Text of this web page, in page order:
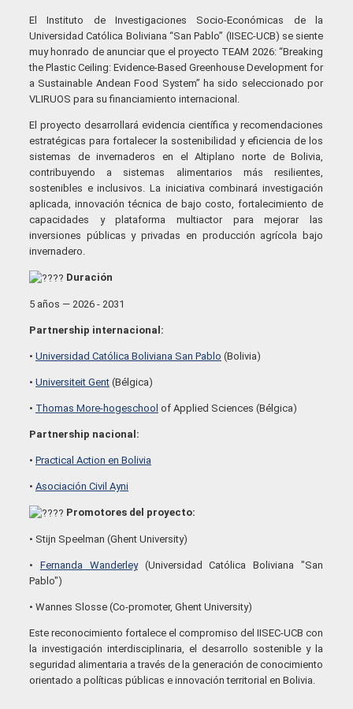
El Instituto de Investigaciones Socio-Económicas de la
Universidad Católica Boliviana “San Pablo” (IISEC-UCB) se siente
muy honrado de anunciar que el proyecto TEAM 2026: “Breaking
the Plastic Ceiling: Evidence-Based Greenhouse Development for
a Sustainable Andean Food System” ha sido seleccionado por
VLIRUOS para su financiamiento internacional.
El proyecto desarrollará evidencia científica y recomendaciones
estratégicas para fortalecer la sostenibilidad y eficiencia de los
sistemas de invernaderos en el Altiplano norte de Bolivia,
contribuyendo a sistemas alimentarios más resilientes,
sostenibles e inclusivos. La iniciativa combinará investigación
aplicada, innovación técnica de bajo costo, fortalecimiento de
capacidades y plataforma multiactor para mejorar las
inversiones públicas y privadas en producción agrícola bajo
invernadero.
Duración
5 años — 2026 - 2031
Partnership internacional:
•Universidad Católica Boliviana San Pablo (Bolivia)
•Universiteit Gent (Bélgica)
• Thomas More-hogeschool of Applied Sciences (Bélgica)
Partnership nacional:
•Practical Action en Bolivia
•Asociación Civil Ayni
Promotores del proyecto:
• Stijn Speelman (Ghent University)
•Fernanda Wanderley(Universidad Católica Boliviana "San
Pablo")
• Wannes Slosse (Co-promoter, Ghent University)
Este reconocimiento fortalece el compromiso del IISEC-UCB con
la investigación interdisciplinaria, el desarrollo sostenible y la
seguridad alimentaria a través de la generación de conocimiento
orientado a políticas públicas e innovación territorial en Bolivia.